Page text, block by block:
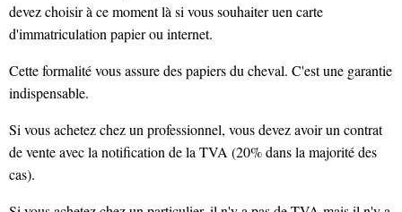
devez choisir à ce moment là si vous souhaiter uen carte
d'immatriculation papier ou internet.
Cette formalité vous assure des papiers du cheval. C'est une garantie
indispensable.
Si vous achetez chez un professionnel, vous devez avoir un contrat
de vente avec la notification de la TVA (20% dans la majorité des
cas).